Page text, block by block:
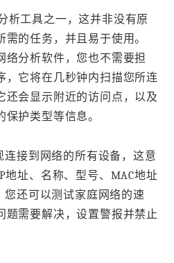
析工具之一，这并非没有原
的任务，并且易于使用。
络分析软件，您也不需要担
，它将在几秒钟内扫描您所连
还会显示附近的访问点，以及
护类型等信息。
连接到网络的所有设备，这意
地址、名称、型号、MAC地址
您还可以测试家庭网络的速
题需要解决，设置警报并禁止